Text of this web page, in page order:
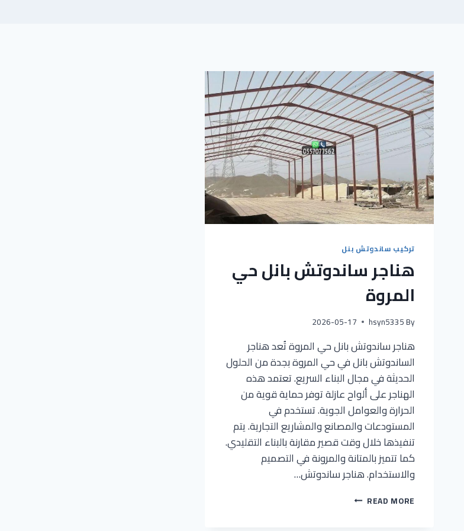
تركيب ساندوتش بنل
هناجر ساندوتش بانل حي
المروة
By
hsyn5335
2026-05-17
هناجر ساندوتش بانل حي المروة تُعد هناجر
الساندوتش بانل في حي المروة بجدة من الحلول
الحديثة في مجال البناء السريع. تعتمد هذه
الهناجر على ألواح عازلة توفر حماية قوية من
الحرارة والعوامل الجوية. تستخدم في
المستودعات والمصانع والمشاريع التجارية. يتم
تنفيذها خلال وقت قصير مقارنة بالبناء التقليدي.
كما تتميز بالمتانة والمرونة في التصميم
والاستخدام. هناجر ساندوتش…
READ MORE